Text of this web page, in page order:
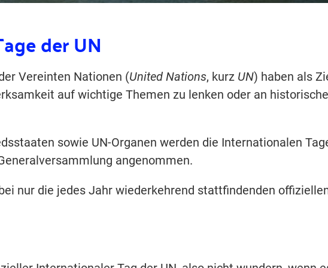
der UN
Vereinten Nationen (United Nations, kurz UN) haben als
auf wichtige Themen zu lenken oder an historische
sowie UN-Organen werden die Internationalen
angenommen.
nur die jedes Jahr wiederkehrend stattfindenden